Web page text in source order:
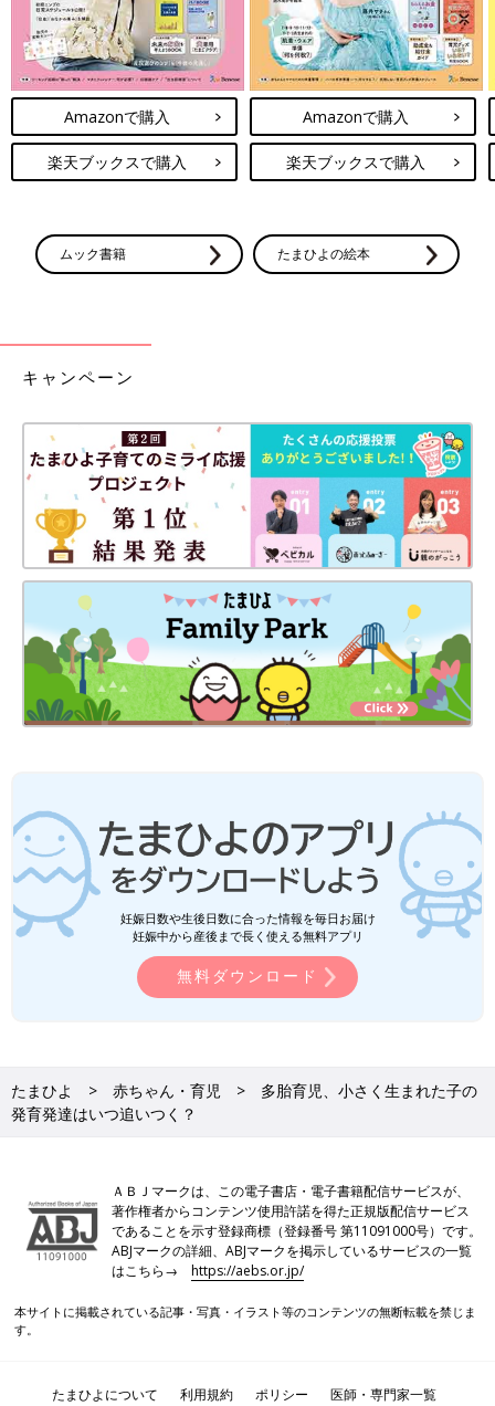
Amazonで購入
楽天ブックスで購入
Amazonで購入
楽天ブックスで購入
ムック書籍 たまひよの絵本
キャンペーン
妊娠日数や生後日数に合った情報を毎日お届け
妊娠中から産後まで長く使える無料アプリ
無料ダウンロード
たまひよ 赤ちゃん・育児
多胎育児、小さく生まれた子の
発育発達はいつ追いつく？
ＡＢＪマークは、この電子書店・電子書籍配信サービスが、
著作権者からコンテンツ使用許諾を得た正規版配信サービス
であることを示す登録商標（登録番号 第11091000号）です。
ABJマークの詳細、ABJマークを掲示しているサービスの一覧
はこちら→https://aebs.or.jp/
本サイトに掲載されている記事・写真・イラスト等のコンテンツの無断転載を禁じま
す。
たまひよについて 利用規約 ポリシー 医師・専門家一覧